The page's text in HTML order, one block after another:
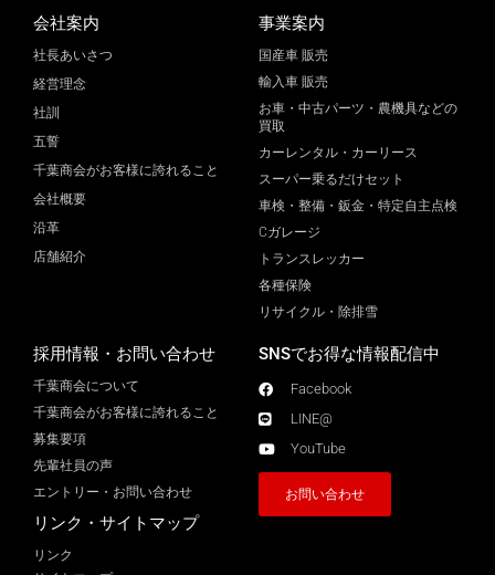
会社案内
社長あいさつ
経営理念
社訓
五誓
千葉商会がお客様に誇れること
会社概要
沿革
店舗紹介
事業案内
国産車 販売
輸入車 販売
お車・中古パーツ・農機具などの
買取
カーレンタル・カーリース
スーパー乗るだけセット
車検・整備・鈑金・特定自主点検
Cガレージ
トランスレッカー
各種保険
リサイクル・除排雪
採用情報・お問い合わせ
千葉商会について
千葉商会がお客様に誇れること​
募集要項
先輩社員の声
エントリー・お問い合わせ
リンク・サイトマップ
リンク
SNSでお得な情報配信中
Facebook
LINE@
YouTube
お問い合わせ